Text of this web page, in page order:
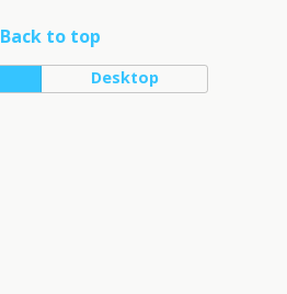
Back to top
Desktop